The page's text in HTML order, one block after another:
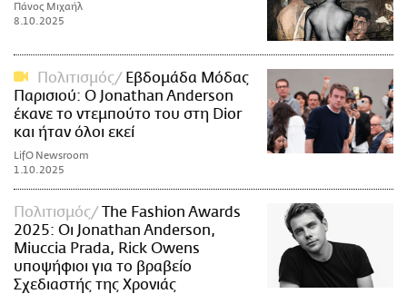
Πάνος Μιχαήλ
8.10.2025
Πολιτισμός
Εβδομάδα Μόδας
Παρισιού: Ο Jonathan Anderson
έκανε το ντεμπούτο του στη Dior
και ήταν όλοι εκεί
LifO Newsroom
1.10.2025
Πολιτισμός
The Fashion Awards
2025: Οι Jonathan Anderson,
Miuccia Prada, Rick Owens
υποψήφιοι για το βραβείο
Σχεδιαστής της Χρονιάς